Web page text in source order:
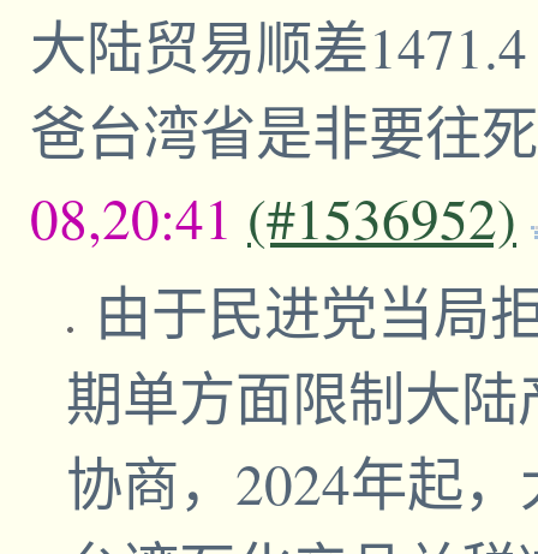
大陆贸易顺差
爸台湾省是非要往
08,20:41 (#1536952)
由于民进党当局
期单方面限制大
协商，2024年起